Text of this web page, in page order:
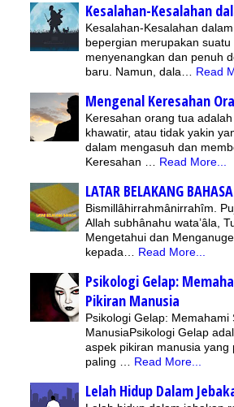
Kesalahan-Kesalahan
Kesalahan-Kesalahan
bepergian merupakan suatu
menyenangkan dan penuh
baru. Namun, dala… Read
Mengenal Keresahan
Keresahan orang tua
khawatir, atau tidak yakin
dalam mengasuh dan
Keresahan … Read More...
LATAR BELAKANG BAHASA
Bismillâhirrahmânirrahîm.
Allah subhânahu wata’âla,
Mengetahui dan
kepada… Read More...
Psikologi Gelap:
Pikiran Manusia
Psikologi Gelap: Memahami
ManusiaPsikologi Gelap
aspek pikiran manusia yang
paling … Read More...
Lelah Hidup Dalam